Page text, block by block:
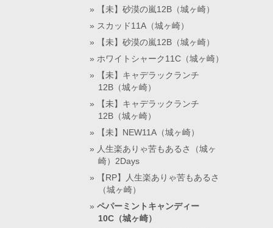
【未】砂漠の嵐12B（城ヶ崎）
スカッド11A（城ヶ崎）
【未】砂漠の嵐12B（城ヶ崎）
ホワイトシャーク11C（城ヶ崎）
【未】キャデラックランチ
12B（城ヶ崎）
【未】キャデラックランチ
12B（城ヶ崎）
【未】NEW11A（城ヶ崎）
人生楽ありゃ苦もあるさ（城ヶ
崎）2Days
【RP】人生楽ありゃ苦もあるさ
（城ヶ崎）
ペパーミントキャンディー
10C（城ヶ崎）